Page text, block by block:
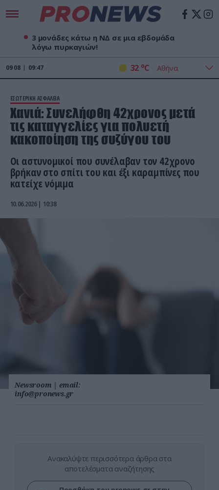
3 μονάδες κάτω η ΝΔ σε μια εβδομάδα
λόγω πυρκαγιών!
09 08 09:47 32 oC
ΕΣΩΤΕΡΙΚΗ ΑΣΦΑΛΕΙΑ
Χανιά: Συνελήφθη 42χρονος μετά
τις καταγγελίες για πολυετή
κακοποίηση της συζύγου του
Οι αστυνομικοί που συνέλαβαν τον 42χρονο
βρήκαν στο σπίτι του και έξι καραμπίνες που
κατείχε νόμιμα
10.06.2026 | 10:38
Newsroom | email:
info@pronews.gr
Ανακαλύψτε περισσότερα άρθρα στα
αποτελέσματα αναζήτησης